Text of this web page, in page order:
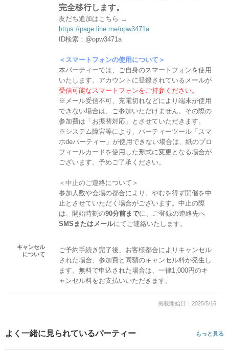
完全移行します。
友だち追加はこちら →
https://page.line.me/opw3471a
ID検索：@opw3471a
＜スマートフォンの使用について＞
本パーティーでは、ご自身のスマートフォンを使用
いたします。アカウントに登録されているメールが
受信可能なスマートフォンをご持参ください。
※メール受信不可、充電切れなどにより端末が使用
できない場合は、ご参加いただけません。その際の
参加費は「お振替対応」とさせていただきます。
※システム障害等により、パーティーツール「スマ
ホdeパーティー」が使用できない場合は、紙のプロ
フィールカードを使用した形式に変更となる場合が
ございます。予めご了承ください。
＜中止のご連絡について＞
参加人数や会場の都合により、やむを得ず開催を中
止とさせていただく場合がございます。中止の際
は、開始時刻の90分前までに、ご登録の連絡先へ
SMSまたはメールにてご連絡いたします。
キャンセル
について
ご予約手続き完了後、お客様都合によりキャンセル
された場合、参加費と同額のキャンセル料が発生し
ます。無料で申込された場合は、一律1,000円のキ
ャンセル料をお支払いいただきます。
掲載開始日：2025/5/16
よく一緒に見られているパーティー もっと見る